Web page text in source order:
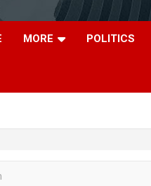
MORE POLITICS